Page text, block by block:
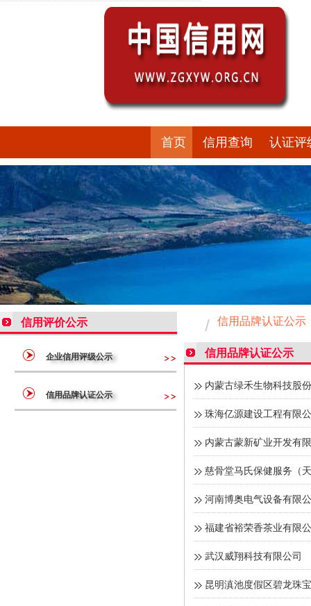
首页 信用查询 认证评
信用评价公示
企业信用评级公示
信用品牌认证公示
信用品牌认证公示
信用品牌认证公示
内蒙古绿禾生物科技股
珠海亿源建设工程有限
内蒙古蒙新矿业开发有
慈骨堂马氏保健服务（
河南博奥电气设备有限
福建省裕荣香茶业有限
武汉威翔科技有限公司
昆明滇池度假区碧龙珠